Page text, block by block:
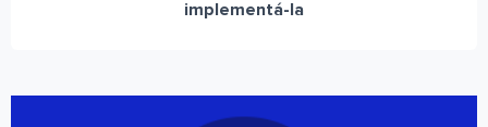
implementá-la